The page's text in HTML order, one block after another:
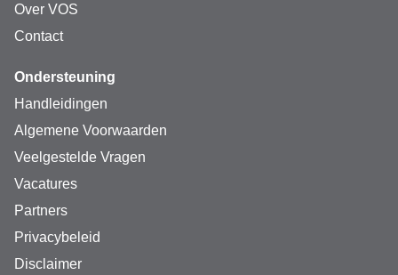
Over VOS
Contact
Ondersteuning
Handleidingen
Algemene Voorwaarden
Veelgestelde Vragen
Vacatures
Partners
Privacybeleid
Disclaimer